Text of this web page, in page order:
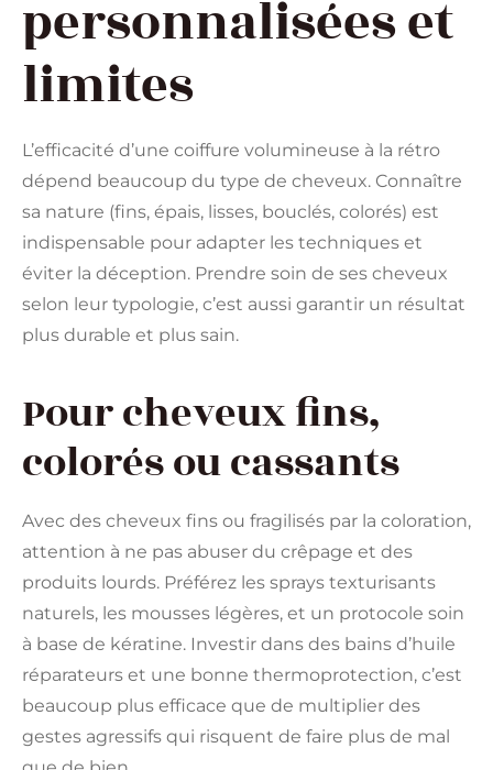
personnalisées et
limites
L’efficacité d’une coiffure volumineuse à la rétro
dépend beaucoup du type de cheveux. Connaître
sa nature (fins, épais, lisses, bouclés, colorés) est
indispensable pour adapter les techniques et
éviter la déception. Prendre soin de ses cheveux
selon leur typologie, c’est aussi garantir un résultat
plus durable et plus sain.
Pour cheveux fins,
colorés ou cassants
Avec des cheveux fins ou fragilisés par la coloration,
attention à ne pas abuser du crêpage et des
produits lourds. Préférez les sprays texturisants
naturels, les mousses légères, et un protocole soin
à base de kératine. Investir dans des bains d’huile
réparateurs et une bonne thermoprotection, c’est
beaucoup plus efficace que de multiplier des
gestes agressifs qui risquent de faire plus de mal